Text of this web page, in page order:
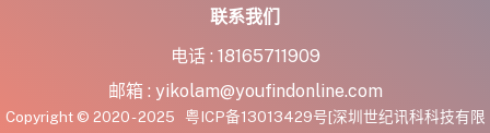
联系我们
电话 : 18165711909
邮箱 : yikolam@youfindonline.com
Copyright © 2020 - 2025 粤ICP备13013429号[深圳世纪讯科科技有限